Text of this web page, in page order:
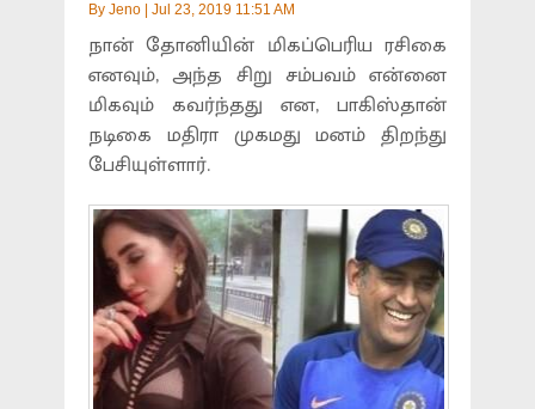
By Jeno Jul 23, 2019 11:51 AM
நான் தோனியின் மிகப்பெரிய ரசிகை
எனவும், அந்த சிறு சம்பவம் என்னை
மிகவும் கவர்ந்தது என, பாகிஸ்தான்
நடிகை மதிரா முகமது மனம் திறந்து
பேசியுள்ளார்.